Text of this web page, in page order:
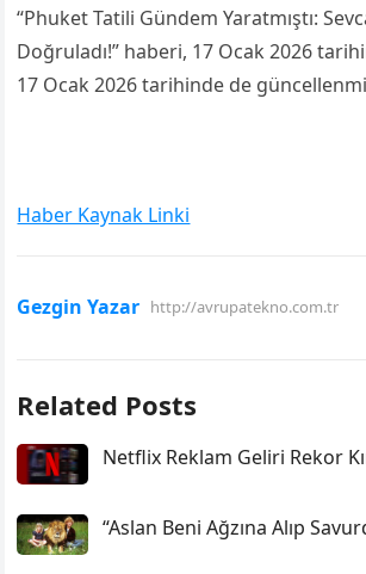
“Phuket Tatili Gündem Yaratmıştı:
Doğruladı!” haberi, 17 Ocak 2026
17 Ocak 2026 tarihinde de
Haber Kaynak Linki
Gezgin Yazar http://avrupatekno.com.tr
Related Posts
Netflix Reklam Geliri Rekor
“Aslan Beni Ağzına Alıp